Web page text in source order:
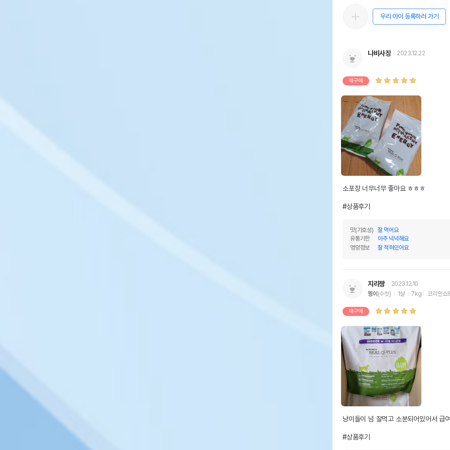
우리 아이 등록하러 가기
나비사장 2023.12.22
재구매
소포장 너무너무 좋아요 ㅎㅎㅎ
#상품후기
맛(기호성)
잘 먹어요
유통기한
아주 넉넉해요
영양정보
잘 적혀있어요
지리짱
2023.12.10
찡이(수컷) 1살 7kg 코리안쇼
재구매
냥이들이 넘 잘먹고 소분되어있어서 급
#상품후기